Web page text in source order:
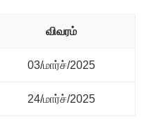
விவரம்
03/மார்ச்/2025
24/மார்ச்/2025